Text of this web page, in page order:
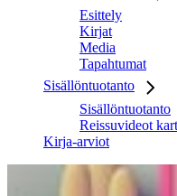
Esittely
Kirjat
Media
Tapahtumat
Sisällöntuotanto
Sisällöntuotanto
Reissuvideot
Kirja-arviot